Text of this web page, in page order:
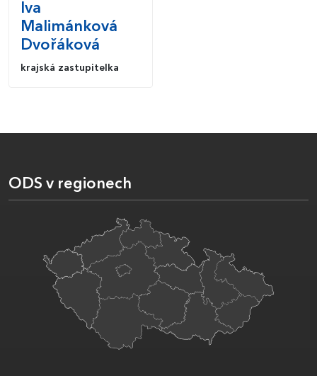
Iva
Malimánková
Dvořáková
krajská zastupitelka
ODS v regionech